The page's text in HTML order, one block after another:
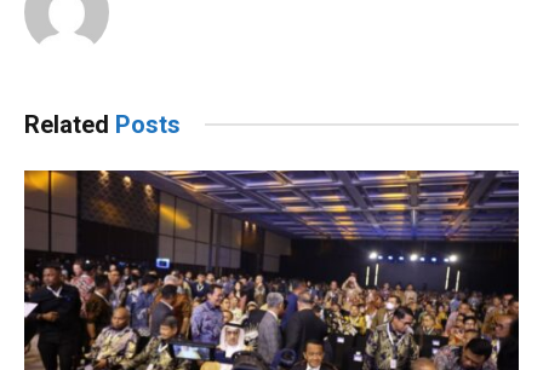
Related Posts